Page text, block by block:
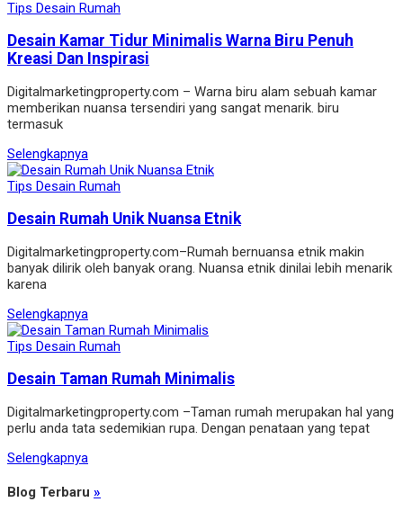
Tips Desain Rumah
Desain Kamar Tidur Minimalis Warna Biru Penuh
Kreasi Dan Inspirasi
Digitalmarketingproperty.com – Warna biru alam sebuah kamar
memberikan nuansa tersendiri yang sangat menarik. biru
termasuk
Selengkapnya
Tips Desain Rumah
Desain Rumah Unik Nuansa Etnik
Digitalmarketingproperty.com–Rumah bernuansa etnik makin
banyak dilirik oleh banyak orang. Nuansa etnik dinilai lebih menarik
karena
Selengkapnya
Tips Desain Rumah
Desain Taman Rumah Minimalis
Digitalmarketingproperty.com –Taman rumah merupakan hal yang
perlu anda tata sedemikian rupa. Dengan penataan yang tepat
Selengkapnya
Blog Terbaru »